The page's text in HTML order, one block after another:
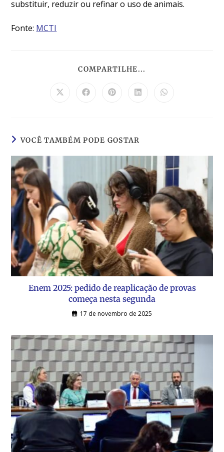
substituir, reduzir ou refinar o uso de animais.
Fonte: MCTI
COMPARTILHE...
VOCÊ TAMBÉM PODE GOSTAR
Enem 2025: pedido de reaplicação de provas
começa nesta segunda
17 de novembro de 2025